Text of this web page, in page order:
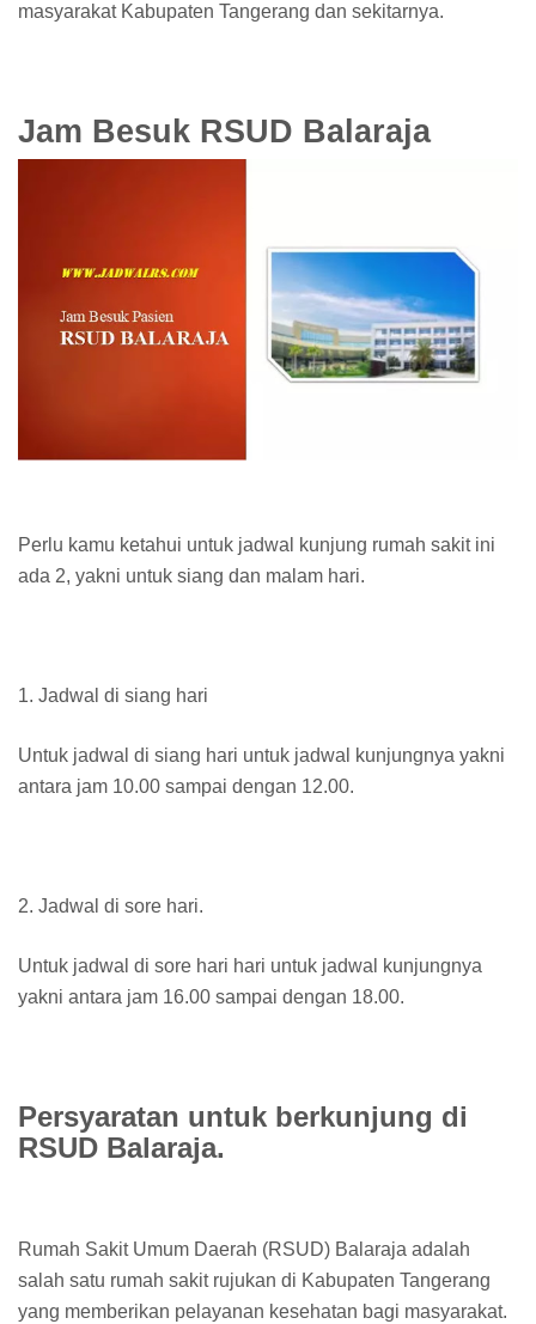
masyarakat Kabupaten Tangerang dan sekitarnya.
Jam Besuk RSUD Balaraja
Perlu kamu ketahui untuk jadwal kunjung rumah sakit ini
ada 2, yakni untuk siang dan malam hari.
1. Jadwal di siang hari
Untuk jadwal di siang hari untuk jadwal kunjungnya yakni
antara jam 10.00 sampai dengan 12.00.
2. Jadwal di sore hari.
Untuk jadwal di sore hari hari untuk jadwal kunjungnya
yakni antara jam 16.00 sampai dengan 18.00.
Persyaratan untuk berkunjung di
RSUD Balaraja.
Rumah Sakit Umum Daerah (RSUD) Balaraja adalah
salah satu rumah sakit rujukan di Kabupaten Tangerang
yang memberikan pelayanan kesehatan bagi masyarakat.